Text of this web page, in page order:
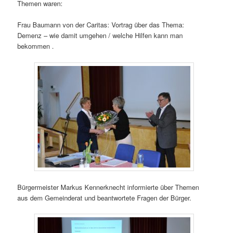
Themen waren:
Frau Baumann von der Caritas: Vortrag über das Thema:
Demenz – wie damit umgehen / welche Hilfen kann man
bekommen .
Bürgermeister Markus Kennerknecht informierte über Themen
aus dem Gemeinderat und beantwortete Fragen der Bürger.